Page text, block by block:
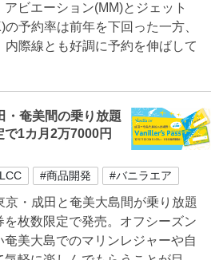
ビエーション(MM)とジェット
予約率は前年を下回った一方、
内際線とも好調に予約を伸ばして
・奄美間の乗り放題
1カ月2万7000円
#商品開発 #バニラエア
京・成田と奄美大島間が乗り放題
枚数限定で発売。オフシーズン
美大島でのマリンレジャーや自